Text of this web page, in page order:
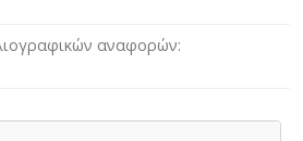
αναφορών